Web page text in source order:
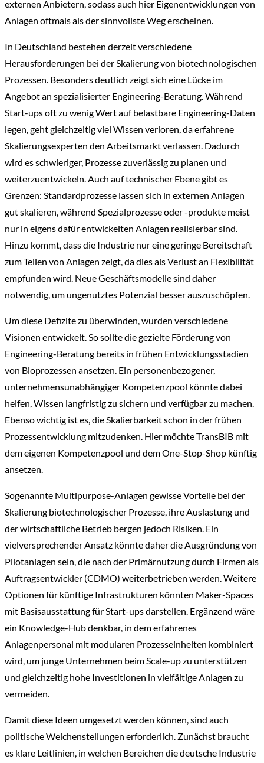
externen Anbietern, sodass auch hier Eigenentwicklungen von
Anlagen oftmals als der sinnvollste Weg erscheinen.
In Deutschland bestehen derzeit verschiedene
Herausforderungen bei der Skalierung von biotechnologischen
Prozessen. Besonders deutlich zeigt sich eine Lücke im
Angebot an spezialisierter Engineering-Beratung. Während
Start-ups oft zu wenig Wert auf belastbare Engineering-Daten
legen, geht gleichzeitig viel Wissen verloren, da erfahrene
Skalierungsexperten den Arbeitsmarkt verlassen. Dadurch
wird es schwieriger, Prozesse zuverlässig zu planen und
weiterzuentwickeln. Auch auf technischer Ebene gibt es
Grenzen: Standardprozesse lassen sich in externen Anlagen
gut skalieren, während Spezialprozesse oder -produkte meist
nur in eigens dafür entwickelten Anlagen realisierbar sind.
Hinzu kommt, dass die Industrie nur eine geringe Bereitschaft
zum Teilen von Anlagen zeigt, da dies als Verlust an Flexibilität
empfunden wird. Neue Geschäftsmodelle sind daher
notwendig, um ungenutztes Potenzial besser auszuschöpfen.
Um diese Defizite zu überwinden, wurden verschiedene
Visionen entwickelt. So sollte die gezielte Förderung von
Engineering-Beratung bereits in frühen Entwicklungsstadien
von Bioprozessen ansetzen. Ein personenbezogener,
unternehmensunabhängiger Kompetenzpool könnte dabei
helfen, Wissen langfristig zu sichern und verfügbar zu machen.
Ebenso wichtig ist es, die Skalierbarkeit schon in der frühen
Prozessentwicklung mitzudenken. Hier möchte TransBIB mit
dem eigenen Kompetenzpool und dem One-Stop-Shop künftig
ansetzen.
Sogenannte Multipurpose-Anlagen gewisse Vorteile bei der
Skalierung biotechnologischer Prozesse, ihre Auslastung und
der wirtschaftliche Betrieb bergen jedoch Risiken. Ein
vielversprechender Ansatz könnte daher die Ausgründung von
Pilotanlagen sein, die nach der Primärnutzung durch Firmen als
Auftragsentwickler (CDMO) weiterbetrieben werden. Weitere
Optionen für künftige Infrastrukturen könnten Maker-Spaces
mit Basisausstattung für Start-ups darstellen. Ergänzend wäre
ein Knowledge-Hub denkbar, in dem erfahrenes
Anlagenpersonal mit modularen Prozesseinheiten kombiniert
wird, um junge Unternehmen beim Scale-up zu unterstützen
und gleichzeitig hohe Investitionen in vielfältige Anlagen zu
vermeiden.
Damit diese Ideen umgesetzt werden können, sind auch
politische Weichenstellungen erforderlich. Zunächst braucht
es klare Leitlinien, in welchen Bereichen die deutsche Industrie